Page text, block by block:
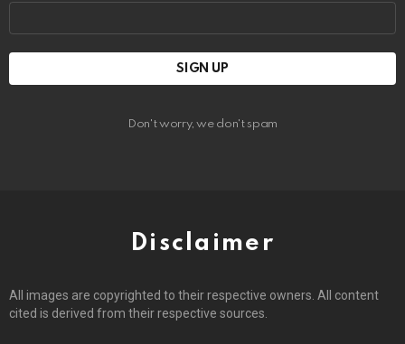
Don't worry, we don't spam
Disclaimer
All images are copyrighted to their respective owners. All content
cited is derived from their respective sources.